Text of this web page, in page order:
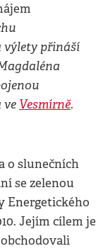
výlety přináší
ve Vesmírně.
o slunečních
se zelenou
Energetického
Jejím cílem je